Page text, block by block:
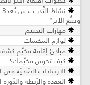
وتتبُّع الأثر"
مهارات التخييم
لوازم المخيمات
مبادئ إقامة مخيّم
كيف تحرس مخيّمك؟
الإرشادات الصّحيّة في
العقدة والرّبطة